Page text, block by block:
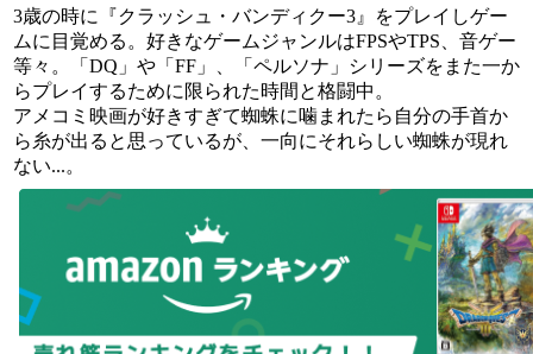
3歳の時に『クラッシュ・バンディクー3』をプレイしゲー
ムに目覚める。好きなゲームジャンルはFPSやTPS、音ゲー
等々。「DQ」や「FF」、「ペルソナ」シリーズをまた一か
らプレイするために限られた時間と格闘中。
アメコミ映画が好きすぎて蜘蛛に噛まれたら自分の手首か
ら糸が出ると思っているが、一向にそれらしい蜘蛛が現れ
ない...。